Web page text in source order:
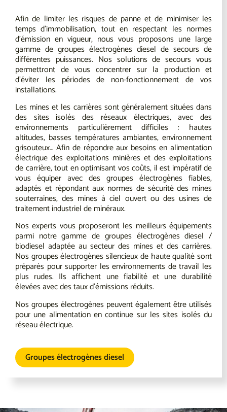
Afin de limiter les risques de panne et de minimiser les
temps d’immobilisation, tout en respectant les normes
d’émission en vigueur, nous vous proposons une large
gamme de groupes électrogènes diesel de secours de
différentes puissances. Nos solutions de secours vous
permettront de vous concentrer sur la production et
d’éviter les périodes de non-fonctionnement de vos
installations.
Les mines et les carrières sont généralement situées dans
des sites isolés des réseaux électriques, avec des
environnements particulièrement difficiles : hautes
altitudes, basses températures ambiantes, environnement
grisouteux… Afin de répondre aux besoins en alimentation
électrique des exploitations minières et des exploitations
de carrière, tout en optimisant vos coûts, il est impératif de
vous équiper avec des groupes électrogènes fiables,
adaptés et répondant aux normes de sécurité des mines
souterraines, des mines à ciel ouvert ou des usines de
traitement industriel de minéraux.
Nos experts vous proposeront les meilleurs équipements
parmi notre gamme de groupes électrogènes diesel /
biodiesel adaptée au secteur des mines et des carrières.
Nos groupes électrogènes silencieux de haute qualité sont
préparés pour supporter les environnements de travail les
plus rudes. Ils affichent une fiabilité et une durabilité
élevées avec des taux d’émissions réduits.
Nos groupes électrogènes peuvent également être utilisés
pour une alimentation en continue sur les sites isolés du
réseau électrique.
Groupes électrogènes diesel